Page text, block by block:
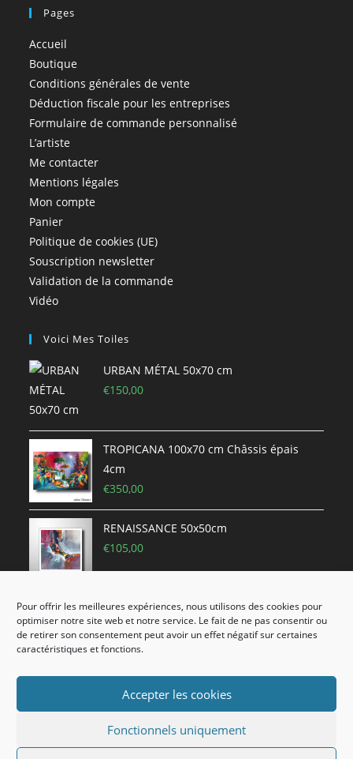
Pour offrir les meilleures expériences, nous utilisons des cookies pour
optimiser notre site web et notre service. Le fait de ne pas consentir ou
de retirer son consentement peut avoir un effet négatif sur certaines
caractéristiques et fonctions.
Accepter les cookies
Fonctionnels uniquement
Pages
Accueil
Boutique
Conditions générales de vente
Déduction fiscale pour les entreprises
Formulaire de commande personnalisé
L’artiste
Me contacter
Mentions légales
Mon compte
Panier
Politique de cookies (UE)
Souscription newsletter
Validation de la commande
Vidéo
Voici Mes Toiles
URBAN MÉTAL 50x70 cm
€150,00
TROPICANA 100x70 cm Châssis épais
4cm
€350,00
RENAISSANCE 50x50cm
€105,00
Vague d'espoir 30X30CM
€60,00
réservés